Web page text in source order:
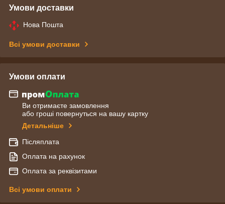
Умови доставки
Нова Пошта
Всі умови доставки
Умови оплати
Ви отримаєте замовлення
або гроші повернуться на вашу картку
Детальніше
Післяплата
Оплата на рахунок
Оплата за реквізитами
Всі умови оплати